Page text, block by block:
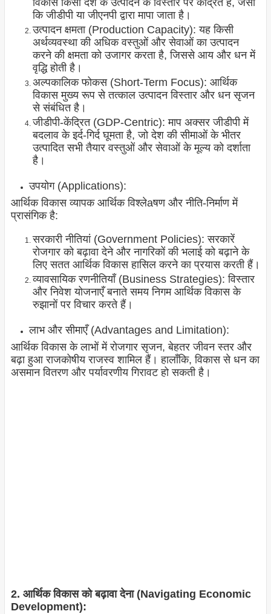
विकास किसी देश के उत्पादन के विस्तार पर केंद्रित है, जैसा
कि जीडीपी या जीएनपी द्वारा मापा जाता है।
उत्पादन क्षमता (Production Capacity): यह किसी
अर्थव्यवस्था की अधिक वस्तुओं और सेवाओं का उत्पादन
करने की क्षमता को उजागर करता है, जिससे आय और धन में
वृद्धि होती है।
अल्पकालिक फोकस (Short-Term Focus): आर्थिक
विकास मुख्य रूप से तत्काल उत्पादन विस्तार और धन सृजन
से संबंधित है।
जीडीपी-केंद्रित (GDP-Centric): माप अक्सर जीडीपी में
बदलाव के इर्द-गिर्द घूमता है, जो देश की सीमाओं के भीतर
उत्पादित सभी तैयार वस्तुओं और सेवाओं के मूल्य को दर्शाता
है।
उपयोग (Applications):
आर्थिक विकास व्यापक आर्थिक विश्लेaषण और नीति-निर्माण में
प्रासंगिक है:
सरकारी नीतियां (Government Policies): सरकारें
रोजगार को बढ़ावा देने और नागरिकों की भलाई को बढ़ाने के
लिए सतत आर्थिक विकास हासिल करने का प्रयास करती हैं।
व्यावसायिक रणनीतियाँ (Business Strategies): विस्तार
और निवेश योजनाएँ बनाते समय निगम आर्थिक विकास के
रुझानों पर विचार करते हैं।
लाभ और सीमाएँ (Advantages and Limitation):
आर्थिक विकास के लाभों में रोजगार सृजन, बेहतर जीवन स्तर और
बढ़ा हुआ राजकोषीय राजस्व शामिल हैं। हालाँकि, विकास से धन का
असमान वितरण और पर्यावरणीय गिरावट हो सकती है।
2. आर्थिक विकास को बढ़ावा देना (Navigating Economic
Development):